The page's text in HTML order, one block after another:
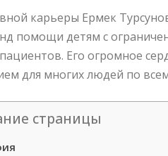
карьеры Ермек
помощи детям с
Его огромное
для многих людей по
страницы